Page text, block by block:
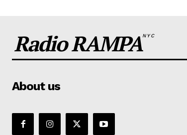
Radio RAMPANYC
About us